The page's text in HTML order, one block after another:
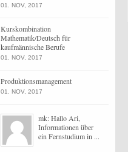
01. NOV, 2017
Kurskombination
Mathematik/Deutsch für
kaufmännische Berufe
01. NOV, 2017
Produktionsmanagement
01. NOV, 2017
mk: Hallo Ari,
Informationen über
ein Fernstudium in ...